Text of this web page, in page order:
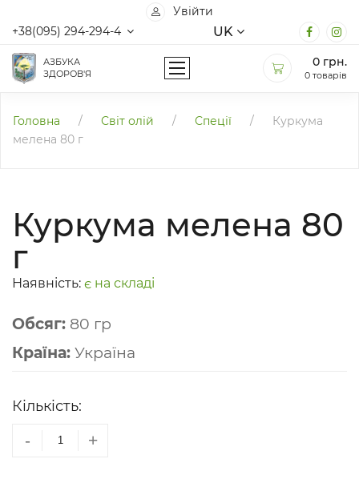
Увійти
+38(095) 294-294-4
UK
АЗБУКА
ЗДОРОВ'Я
0 грн.
0 товарів
Головна / Світ олій / Спеції /
Куркума
мелена 80 г
Куркума мелена 80
г
Наявність: є на складі
Обсяг: 80 гр
Країна: Україна
Кількість:
- +